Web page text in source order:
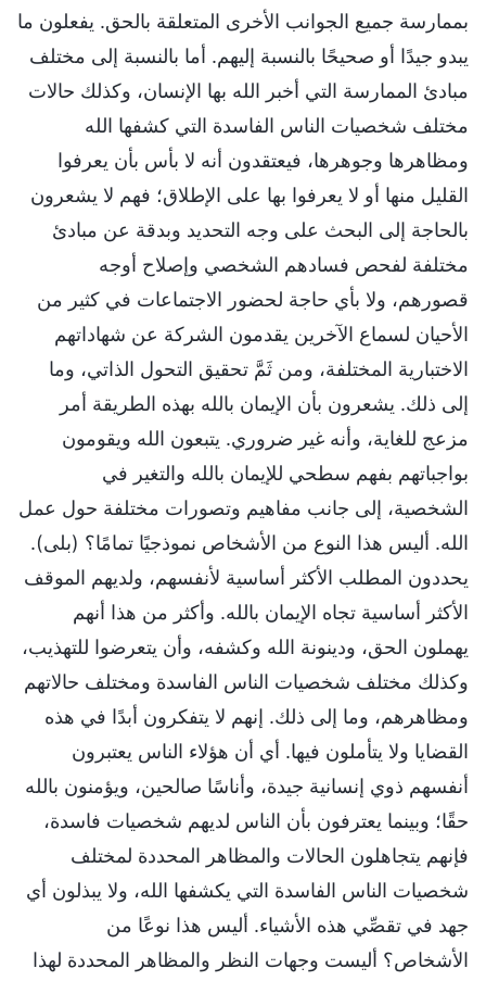
بممارسة جميع الجوانب الأخرى المتعلقة بالحق. يفعلون ما
يبدو جيدًا أو صحيحًا بالنسبة إليهم. أما بالنسبة إلى مختلف
مبادئ الممارسة التي أخبر الله بها الإنسان، وكذلك حالات
مختلف شخصيات الناس الفاسدة التي كشفها الله
ومظاهرها وجوهرها، فيعتقدون أنه لا بأس بأن يعرفوا
القليل منها أو لا يعرفوا بها على الإطلاق؛ فهم لا يشعرون
بالحاجة إلى البحث على وجه التحديد وبدقة عن مبادئ
مختلفة لفحص فسادهم الشخصي وإصلاح أوجه
قصورهم، ولا بأي حاجة لحضور الاجتماعات في كثير من
الأحيان لسماع الآخرين يقدمون الشركة عن شهاداتهم
الاختبارية المختلفة، ومن ثَمَّ تحقيق التحول الذاتي، وما
إلى ذلك. يشعرون بأن الإيمان بالله بهذه الطريقة أمر
مزعج للغاية، وأنه غير ضروري. يتبعون الله ويقومون
بواجباتهم بفهم سطحي للإيمان بالله والتغير في
الشخصية، إلى جانب مفاهيم وتصورات مختلفة حول عمل
الله. أليس هذا النوع من الأشخاص نموذجيًا تمامًا؟ (بلى).
يحددون المطلب الأكثر أساسية لأنفسهم، ولديهم الموقف
الأكثر أساسية تجاه الإيمان بالله. وأكثر من هذا أنهم
يهملون الحق، ودينونة الله وكشفه، وأن يتعرضوا للتهذيب،
وكذلك مختلف شخصيات الناس الفاسدة ومختلف حالاتهم
ومظاهرهم، وما إلى ذلك. إنهم لا يتفكرون أبدًا في هذه
القضايا ولا يتأملون فيها. أي أن هؤلاء الناس يعتبرون
أنفسهم ذوي إنسانية جيدة، وأناسًا صالحين، ويؤمنون بالله
حقًا؛ وبينما يعترفون بأن الناس لديهم شخصيات فاسدة،
فإنهم يتجاهلون الحالات والمظاهر المحددة لمختلف
شخصيات الناس الفاسدة التي يكشفها الله، ولا يبذلون أي
جهد في تقصِّي هذه الأشياء. أليس هذا نوعًا من
الأشخاص؟ أليست وجهات النظر والمظاهر المحددة لهذا